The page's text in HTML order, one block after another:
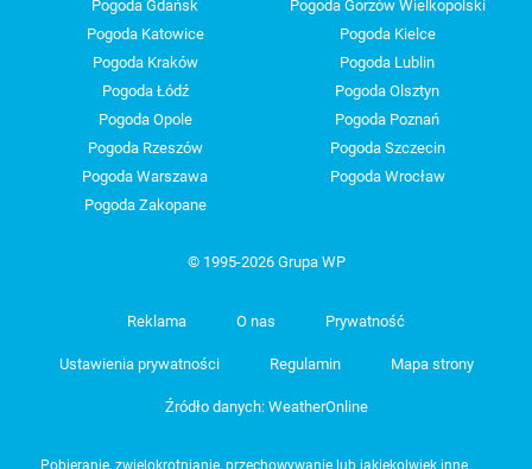
Pogoda Gdańsk
Pogoda Gorzów Wielkopolski
Pogoda Katowice
Pogoda Kielce
Pogoda Kraków
Pogoda Lublin
Pogoda Łódź
Pogoda Olsztyn
Pogoda Opole
Pogoda Poznań
Pogoda Rzeszów
Pogoda Szczecin
Pogoda Warszawa
Pogoda Wrocław
Pogoda Zakopane
© 1995-2026 Grupa WP
Reklama O nas Prywatność
Ustawienia prywatności Regulamin Mapa strony
Źródło danych: WeatherOnline
Pobieranie, zwielokrotnianie, przechowywanie lub jakiekolwiek inne